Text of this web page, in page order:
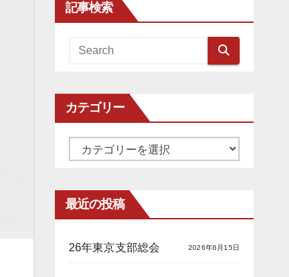
記事検索
カテゴリー
ゴ
リ
最近の投稿
26年東京支部総会 2026年6月15日